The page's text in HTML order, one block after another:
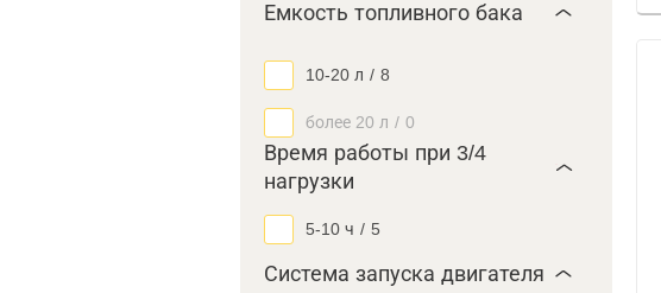
Емкость топливного бака
10-20 л / 8
более 20 л / 0
Время работы при 3/4
нагрузки
5-10 ч / 5
Система запуска двигателя